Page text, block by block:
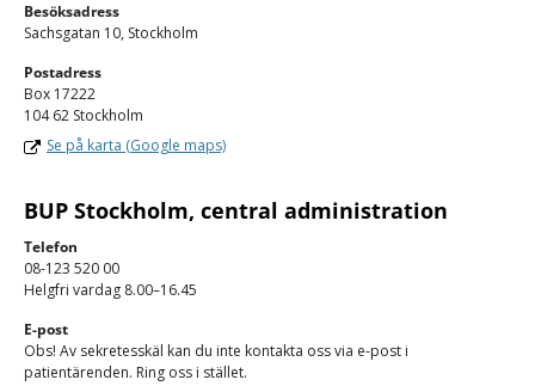
Besöksadress
Sachsgatan 10, Stockholm
Postadress
Box 17222
104 62 Stockholm
Se på karta (Google maps)
BUP Stockholm, central administration
Telefon
08-123 520 00
Helgfri vardag 8.00–16.45
E-post
Obs! Av sekretesskäl kan du inte kontakta oss via e-post i
patientärenden. Ring oss i stället.